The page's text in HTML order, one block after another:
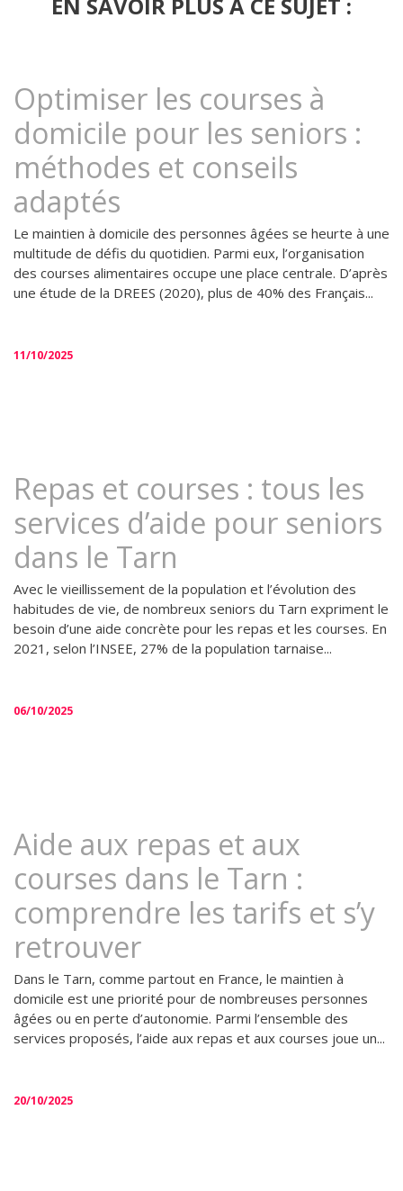
Optimiser les courses à
domicile pour les seniors :
méthodes et conseils
adaptés
Le maintien à domicile des personnes âgées se heurte à une
multitude de défis du quotidien. Parmi eux, l’organisation
des courses alimentaires occupe une place centrale. D’après
une étude de la DREES (2020), plus de 40% des Français...
11/10/2025
Repas et courses : tous les
services d’aide pour seniors
dans le Tarn
Avec le vieillissement de la population et l’évolution des
habitudes de vie, de nombreux seniors du Tarn expriment le
besoin d’une aide concrète pour les repas et les courses. En
2021, selon l’INSEE, 27% de la population tarnaise...
06/10/2025
Aide aux repas et aux
courses dans le Tarn :
comprendre les tarifs et s’y
retrouver
Dans le Tarn, comme partout en France, le maintien à
domicile est une priorité pour de nombreuses personnes
âgées ou en perte d’autonomie. Parmi l’ensemble des
services proposés, l’aide aux repas et aux courses joue un...
20/10/2025